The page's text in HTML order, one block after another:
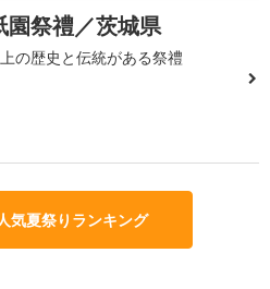
園祭禮／茨城県
の歴史と伝統がある祭禮
気夏祭りランキング